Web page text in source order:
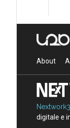
About
digitale e